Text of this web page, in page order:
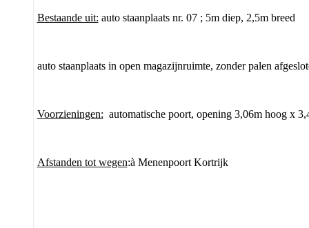
Bestaande uit: auto staanplaats nr. 07 ; 5m diep, 2,5m breed
auto staanplaats in open magazijnruimte, zonder palen
Voorzieningen: automatische poort, opening 3,06m hoog x
Afstanden tot wegen:à Menenpoort Kortrijk